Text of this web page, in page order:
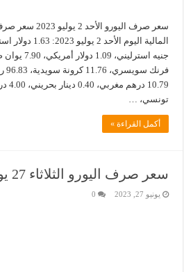
سعر صرف اليورو
تونسي، …
أكمل القراءة »
سعر صرف اليورو الثلاثاء 27 يونيو 2023
يونيو 27, 2023 0